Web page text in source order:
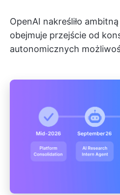
OpenAI nakreśliło
obejmuje przejście od
autonomicznych